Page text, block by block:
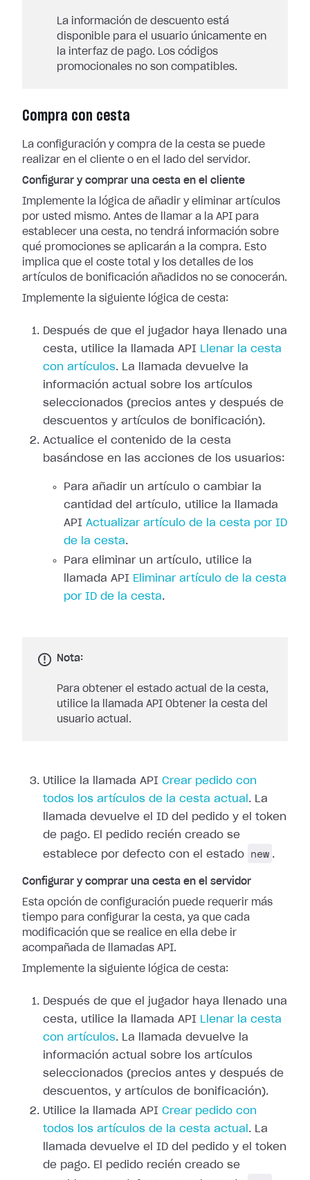
La información de descuento está
disponible para el usuario únicamente en
la interfaz de pago. Los códigos
promocionales no son compatibles.
Compra con cesta
La configuración y compra de la cesta se puede
realizar en el cliente o en el lado del servidor.
Configurar y comprar una cesta en el cliente
Implemente la lógica de añadir y eliminar artículos
por usted mismo. Antes de llamar a la API para
establecer una cesta, no tendrá información sobre
qué promociones se aplicarán a la compra. Esto
implica que el coste total y los detalles de los
artículos de bonificación añadidos no se conocerán.
Implemente la siguiente lógica de cesta:
Después de que el jugador haya llenado una
cesta, utilice la llamada API Llenar la cesta
con artículos. La llamada devuelve la
información actual sobre los artículos
seleccionados (precios antes y después de
descuentos y artículos de bonificación).
Actualice el contenido de la cesta
basándose en las acciones de los usuarios:
Para añadir un artículo o cambiar la
cantidad del artículo, utilice la llamada
API Actualizar artículo de la cesta por ID
de la cesta.
Para eliminar un artículo, utilice la
llamada API Eliminar artículo de la cesta
por ID de la cesta.
Nota:
Para obtener el estado actual de la cesta,
utilice la llamada API Obtener la cesta del
usuario actual.
Utilice la llamada API Crear pedido con
todos los artículos de la cesta actual . La
llamada devuelve el ID del pedido y el token
de pago. El pedido recién creado se
establece por defecto con el estado
new .
Configurar y comprar una cesta en el servidor
Esta opción de configuración puede requerir más
tiempo para configurar la cesta, ya que cada
modificación que se realice en ella debe ir
acompañada de llamadas API.
Implemente la siguiente lógica de cesta:
Después de que el jugador haya llenado una
cesta, utilice la llamada API Llenar la cesta
con artículos. La llamada devuelve la
información actual sobre los artículos
seleccionados (precios antes y después de
descuentos, y artículos de bonificación).
Utilice la llamada API Crear pedido con
todos los artículos de la cesta actual . La
llamada devuelve el ID del pedido y el token
de pago. El pedido recién creado se